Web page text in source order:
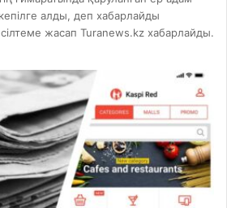
алды, деп хабарлайды
сілтеме жасап Turanews.kz хабарлайды.